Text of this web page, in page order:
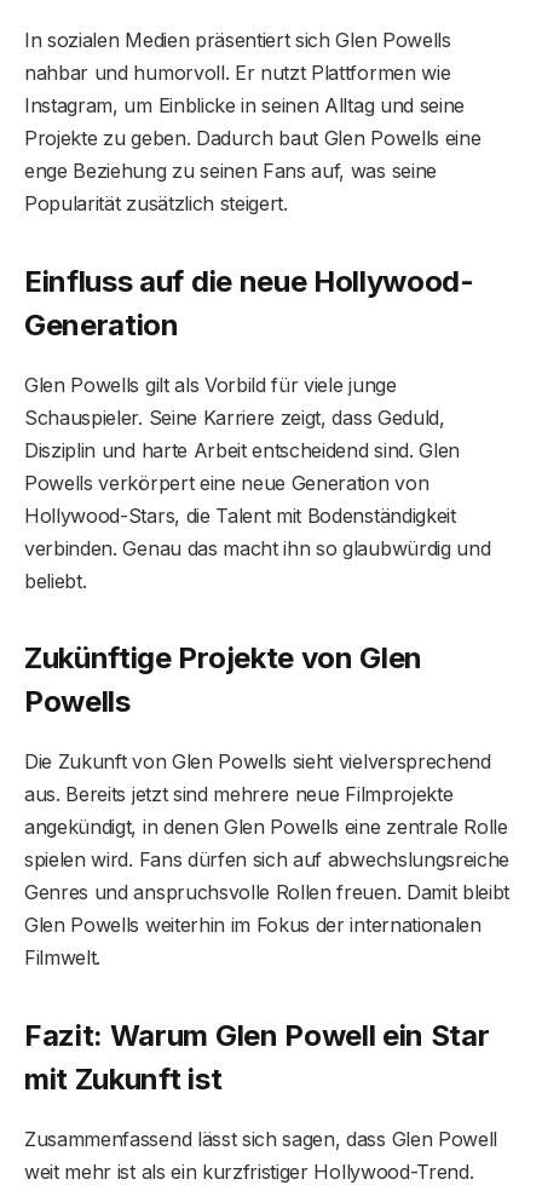
In sozialen Medien präsentiert sich Glen Powells
nahbar und humorvoll. Er nutzt Plattformen wie
Instagram, um Einblicke in seinen Alltag und seine
Projekte zu geben. Dadurch baut Glen Powells eine
enge Beziehung zu seinen Fans auf, was seine
Popularität zusätzlich steigert.
Einfluss auf die neue Hollywood-
Generation
Glen Powells gilt als Vorbild für viele junge
Schauspieler. Seine Karriere zeigt, dass Geduld,
Disziplin und harte Arbeit entscheidend sind. Glen
Powells verkörpert eine neue Generation von
Hollywood-Stars, die Talent mit Bodenständigkeit
verbinden. Genau das macht ihn so glaubwürdig und
beliebt.
Zukünftige Projekte von Glen
Powells
Die Zukunft von Glen Powells sieht vielversprechend
aus. Bereits jetzt sind mehrere neue Filmprojekte
angekündigt, in denen Glen Powells eine zentrale Rolle
spielen wird. Fans dürfen sich auf abwechslungsreiche
Genres und anspruchsvolle Rollen freuen. Damit bleibt
Glen Powells weiterhin im Fokus der internationalen
Filmwelt.
Fazit: Warum Glen Powell ein Star
mit Zukunft ist
Zusammenfassend lässt sich sagen, dass Glen Powell
weit mehr ist als ein kurzfristiger Hollywood-Trend.